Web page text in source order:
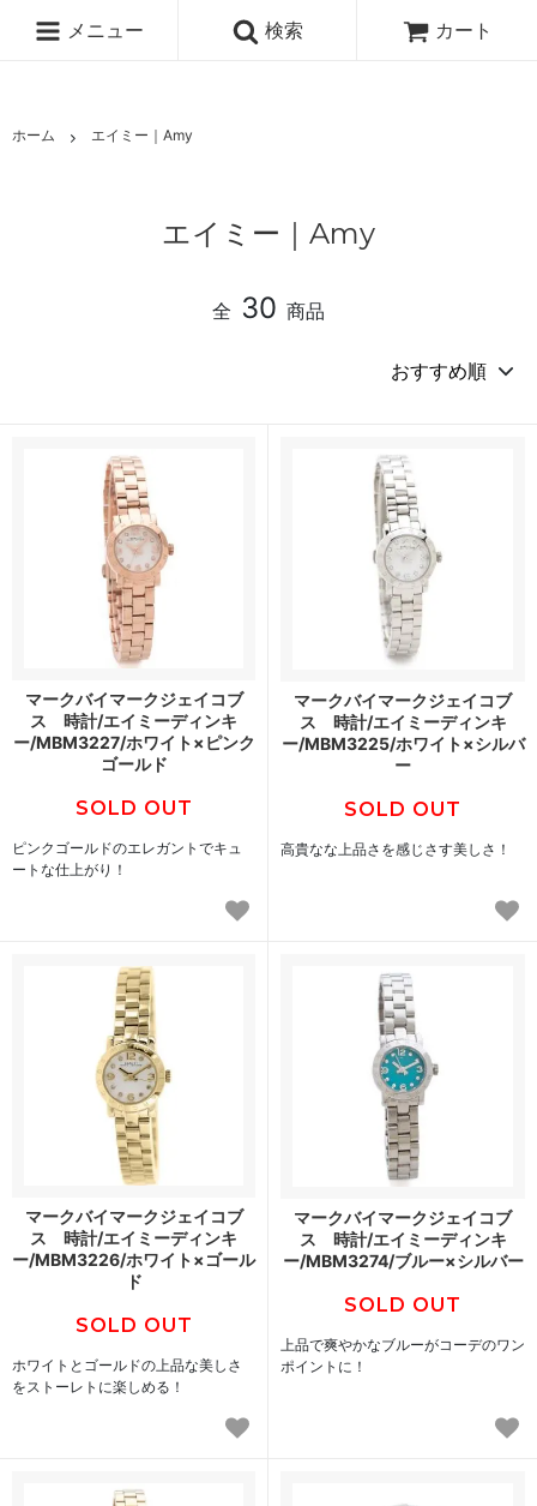
メニュー 検索 カート
ホーム エイミー｜Amy
エイミー｜Amy
全 30 商品
マークバイマークジェイコブ
ス 時計/エイミーディンキ
ー/MBM3227/ホワイト×ピンク
ゴールド
SOLD OUT
ピンクゴールドのエレガントでキュ
ートな仕上がり！
マークバイマークジェイコブ
ス 時計/エイミーディンキ
ー/MBM3225/ホワイト×シルバ
ー
SOLD OUT
高貴なな上品さを感じさす美しさ！
マークバイマークジェイコブ
ス 時計/エイミーディンキ
ー/MBM3226/ホワイト×ゴール
ド
SOLD OUT
ホワイトとゴールドの上品な美しさ
をストーレトに楽しめる！
マークバイマークジェイコブ
ス 時計/エイミーディンキ
ー/MBM3274/ブルー×シルバー
SOLD OUT
上品で爽やかなブルーがコーデのワン
ポイントに！